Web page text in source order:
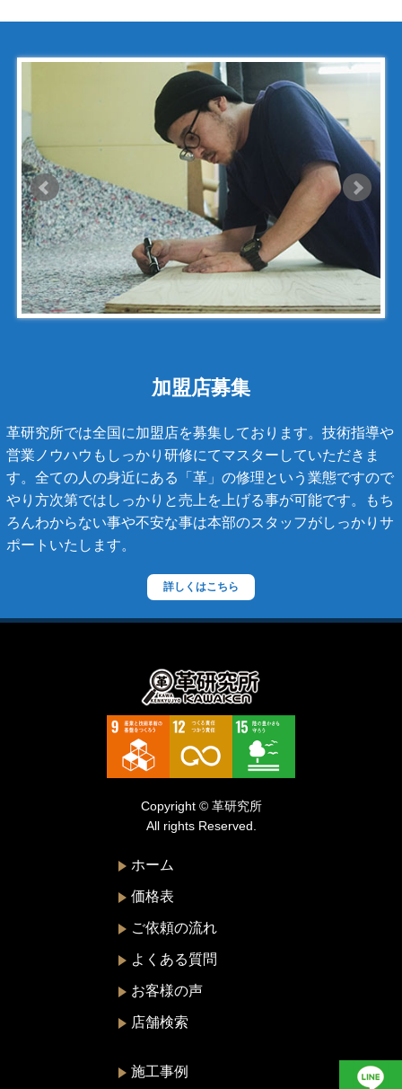
ゴヤール
ジェニュイン・レザー
ジミーチュウ
ジャックゴム
シャネル
アンティグアライン
カンボンライン
キャビアスキン
スコッチグレイン
ステラーズ
セリーヌ
ダニエル・ボブ
ディーゼル
トゥモローランド
ドルチェ&ガッバーナ
バレンシアガ
ハンティングワールド
ビーアンドビーイタリア
ピエール・カルダン
加盟店募集
革研究所では全国に加盟店を募集しております。技術指導や
営業ノウハウもしっかり研修にてマスターしていただきま
す。全ての人の身近にある「革」の修理という業態ですので
やり方次第ではしっかりと売上を上げる事が可能です。もち
ろんわからない事や不安な事は本部のスタッフがしっかりサ
ポートいたします。
詳しくはこちら
Copyright © 革研究所
All rights Reserved.
ホーム
価格表
ご依頼の流れ
よくある質問
お客様の声
店舗検索
施工事例